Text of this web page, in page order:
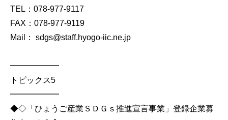
TEL：078-977-9117
FAX：078-977-9119
Mail： sdgs@staff.hyogo-iic.ne.jp
━━━━━━
トピックス5
━━━━━━
◆◇「ひょうご産業ＳＤＧｓ推進宣言事業」登録企業募